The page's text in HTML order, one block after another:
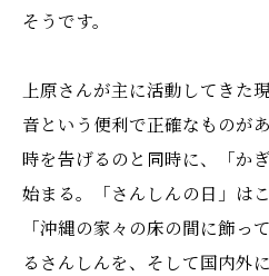
そうです。
上原さんが主に活動してきた
音という便利で正確なものが
時を告げるのと同時に、「か
始まる。「さんしんの日」は
「沖縄の家々の床の間に飾っ
るさんしんを、そして国内外